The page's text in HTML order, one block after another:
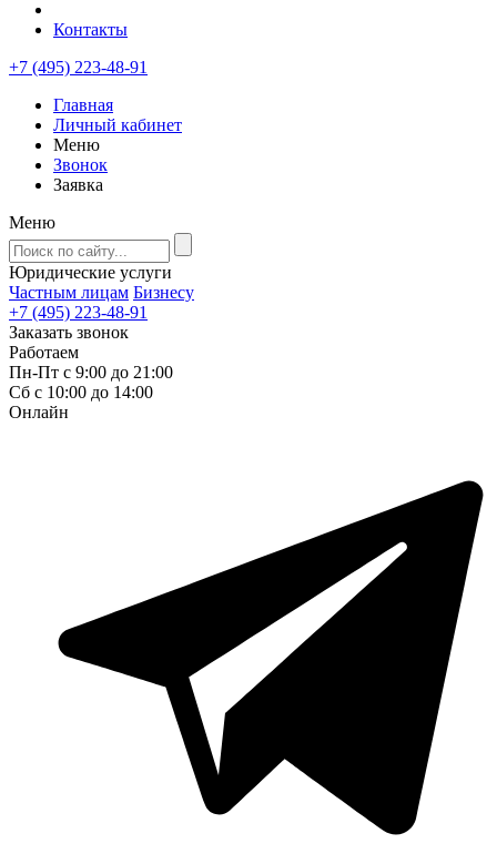
Контакты
+7 (495) 223-48-91
Главная
Личный кабинет
Меню
Звонок
Заявка
Меню
Юридические услуги
Частным лицам Бизнесу
+7 (495) 223-48-91
Заказать звонок
Работаем
Пн-Пт с 9:00 до 21:00
Сб с 10:00 до 14:00
Онлайн